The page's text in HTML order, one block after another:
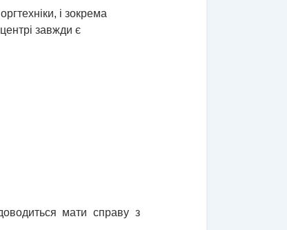
і зокрема
завжди є
мати справу з